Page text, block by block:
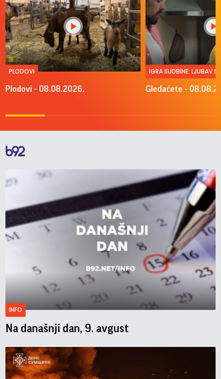
PLODOVI
Plodovi - 08.08.2026.
IGRA SUDBINE: LJUBAV
Gledaćete -
INFO
Na današnji dan, 9. avgust